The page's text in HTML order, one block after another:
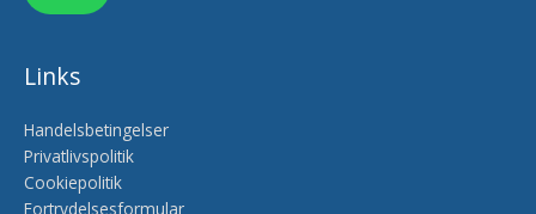
Links
Handelsbetingelser
Privatlivspolitik
Cookiepolitik
Fortrydelsesformular